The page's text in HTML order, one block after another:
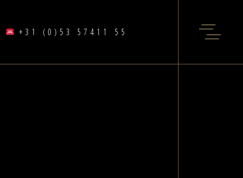
+31 (0)53 57411 55